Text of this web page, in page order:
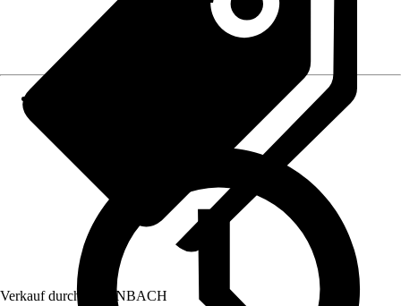
Verkauf durch: HORNBACH